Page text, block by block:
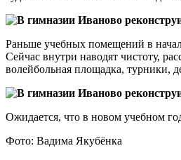
Раньше учебных помещений в
Сейчас внутри наводят чистоту,
волейбольная площадка, турники,
Ожидается, что в новом учебном
Фото: Вадима Якубёнка